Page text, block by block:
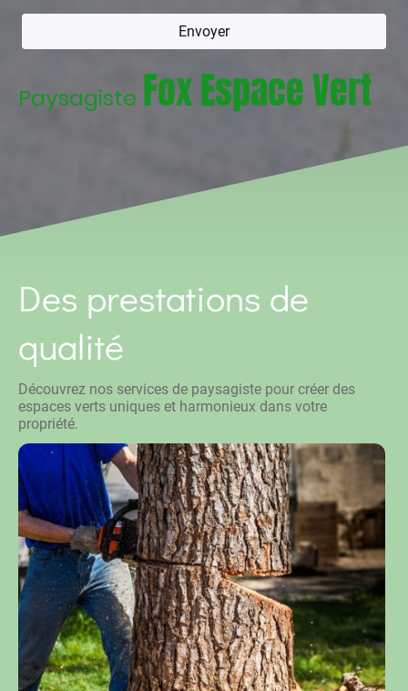
Envoyer
Paysagiste Fox Espace Vert
Des prestations de
qualité
Découvrez nos services de paysagiste pour créer des
espaces verts uniques et harmonieux dans votre
propriété.